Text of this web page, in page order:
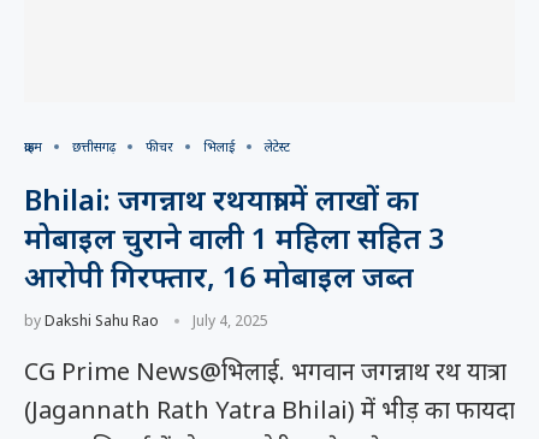
क्राइम छत्तीसगढ़ फीचर भिलाई लेटेस्ट
Bhilai: जगन्नाथ रथयात्रा में लाखों का
मोबाइल चुराने वाली 1 महिला सहित 3
आरोपी गिरफ्तार, 16 मोबाइल जब्त
byDakshi Sahu Rao July 4, 2025
CG Prime News@भिलाई. भगवान जगन्नाथ रथ यात्रा
(Jagannath Rath Yatra Bhilai) में भीड़ का फायदा